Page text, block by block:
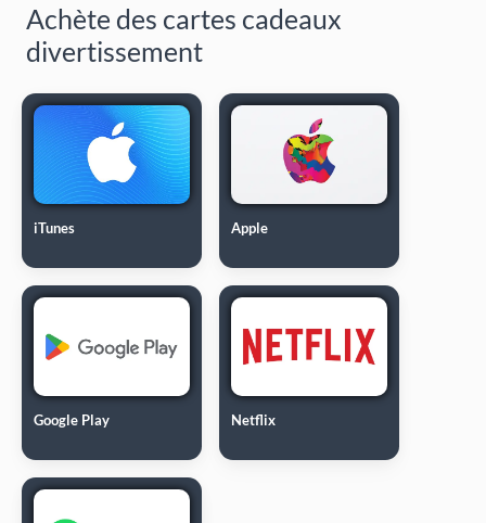
Achète des cartes cadeaux
divertissement
iTunes Apple
Google Play Netflix